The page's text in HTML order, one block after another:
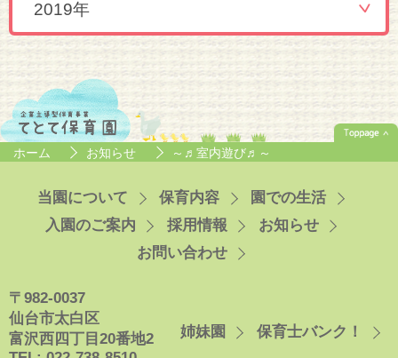
2019年
ホーム お知らせ ～♬室内遊び♬～
当園について 保育内容
園での生活
入園のご案内
採用情報
お知らせ
お問い合わせ
〒982-0037
仙台市太白区
富沢西四丁目20番地2
姉妹園 保育士バンク！